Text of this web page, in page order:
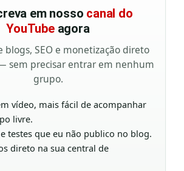
em nosso canal do
YouTubeagora
blogs, SEO e monetização direto
sem precisar entrar em nenhum
grupo.
vídeo, mais fácil de acompanhar
livre.
testes que eu não publico no blog.
direto na sua central de